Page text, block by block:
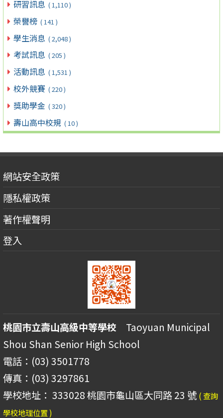
研習訊息 ( 1,110 )
榮譽榜 ( 141 )
學生消息 ( 2,048 )
考試訊息 ( 205 )
活動訊息 ( 1,531 )
校外競賽 ( 220 )
獎助學金 ( 320 )
壽山高中校規 ( 10 )
網站安全政策
隱私權政策
著作權聲明
登入
桃園市立壽山高級中等學校 Taoyuan Municipal
Shou Shan Senior High School
電話：(03) 3501778
傳真：(03) 3297861
學校地址： 333028 桃園市龜山區大同路 23 號 ( 查詢
學校地理位置 )